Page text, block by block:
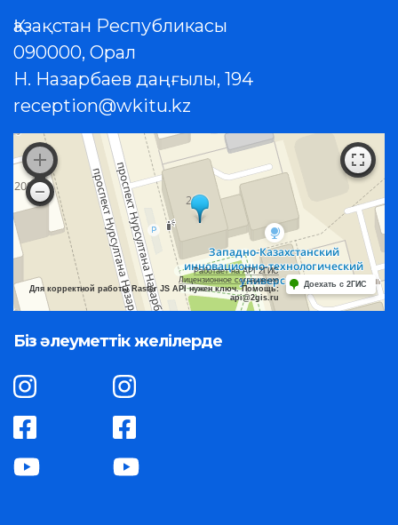
Қазақстан Республикасы
090000, Орал
Н. Назарбаев даңғылы, 194
reception@wkitu.kz
Работает на API 2ГИС
Лицензионное соглашение
Для корректной работы Raster JS API нужен ключ. Помощь:
api@2gis.ru
Доехать с 2ГИС
Біз әлеуметтік желілерде